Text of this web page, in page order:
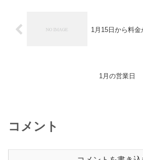
1月15日から料
1月の営業日
コメント